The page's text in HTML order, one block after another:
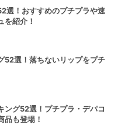
選！おすすめのプチプラや速
を紹介！
52選！落ちないリップをプチ
ング52選！プチプラ・デパコ
品も登場！